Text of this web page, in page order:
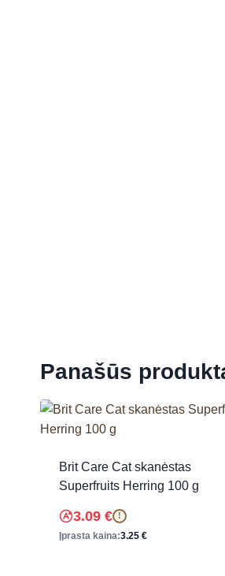
Panašūs
Brit Care Cat skanėstas
Superfruits Herring 100 g
3.09 € !
Įprasta kaina:3.25 €